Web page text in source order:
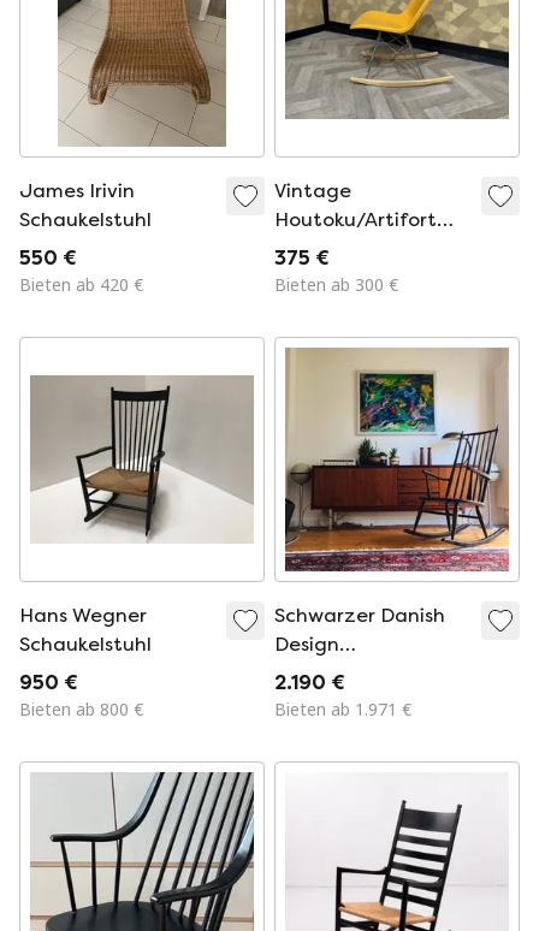
James Irivin
Schaukelstuhl
550 €
Bieten ab 420 €
Vintage
Houtoku/Artifort
Schaukelstuhl
375 €
Bieten ab 300 €
Hans Wegner
Schaukelstuhl
950 €
Bieten ab 800 €
Schwarzer Danish
Design
Schaukelstuhl
2.190 €
Bieten ab 1.971 €